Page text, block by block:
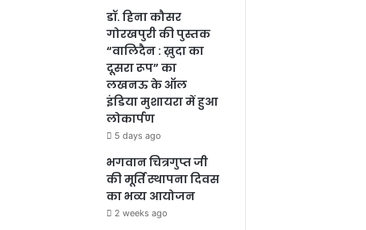
डॉ. हिना कौसर
गोरखपुरी की पुस्तक
“वालिदैन : ख़ुदा का
दूसरा रूप” का
लखनऊ के ऑल
इंडिया मुशायरा में हुआ
लोकार्पण
5 days ago
भगवान चित्रगुप्त जी
की मूर्ति स्थापना दिवस
का भव्य आयोजन
2 weeks ago